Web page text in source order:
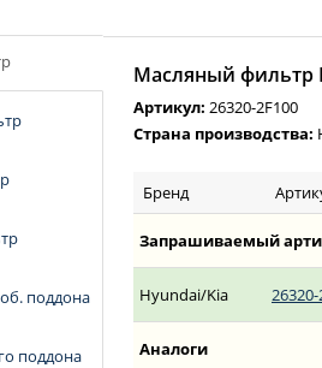
поддона
поддона
Масляный фильтр
Артикул: 26320-2F100
Страна производства:
Бренд
Запрашиваемый
Hyundai/Kia
Аналоги